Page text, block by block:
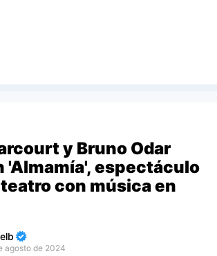
y Bruno Odar
'Almamía', espectáculo
con música en
agosto de 2024